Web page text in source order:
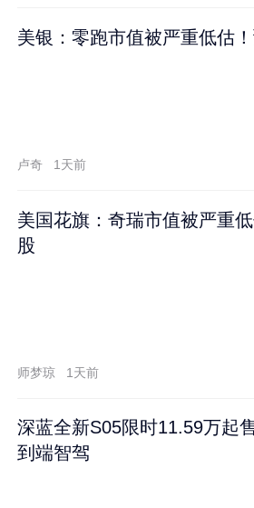
美银：零跑市值被严重低估
卢奇 1天前
美国花旗：奇瑞市值被严重
股
师梦琼 1天前
深蓝全新S05限时11.59万起
到端智驾